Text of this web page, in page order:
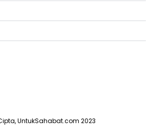
UntukSahabat.com 2023